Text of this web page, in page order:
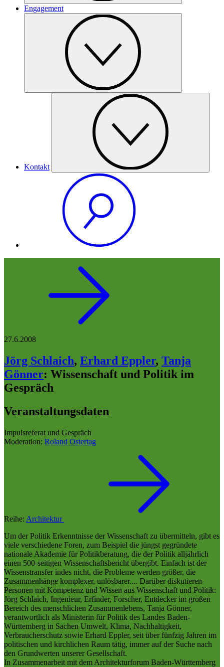
Engagement
Kontakt
27.6.2008
Jörg Schlaich, Erhard Eppler, Tanja
Gönner: Wissenschaft und Politik im
Gespräch
Veranstaltungsdaten
Impulsreferat und Gespräch
Moderation: Roland Ostertag
Reihe: Architektur
Um der Politik Erkenntnisse der Wissenschaft zu übermitteln, gibt es
viele verschiedene Foren, zum Beispiel die jüngst gegründete
nationale Akademie für Politikberatung, die der Politik alljährlich
einen 500-seitigen Wissenschaftsbericht übergibt. Einfach ist der
Wissenstransfer indes nicht, die Probleme werden größer, die
Zusammenhänge komplexer, unlösbarer.... Darüber diskutieren
Personen mit Kompetenz und Wissen aus Wissenschaft und Politik:
Jörg Schlaich, Ingenieur, Erfinder, Forscher, Entdecker im großen
Bereich des menschlichen Zusammenlebens, Tanja Gönner,
verantwortlich als Ministerin für Politik des Landes Baden-
Württemberg in Sachen Umwelt, Klima, Nachhaltigkeit,
Verbraucherschutz sowie Erhard Eppler, seit über fünfzig Jahren im
politischen und kirchlichen Raum tätig, immer auf der Suche nach
den Grundwerten unserer Gesellschaft.
In Zusammenarbeit mit dem Architekturforum Baden-Württemberg